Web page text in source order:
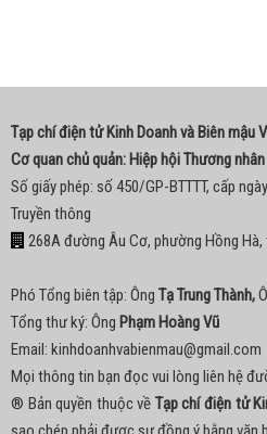
Tạp chí điện tử Kinh Doanh và Biên mậu
Cơ quan chủ quản: Hiệp hội Thương
Số giấy phép: số 450/GP-BTTTT, cấp
Truyền thông
268A đường Âu Cơ, phường Hồng Hà,
Phó Tổng biên tập: Ông Tạ Trung Thành,
Tổng thư ký: Ông Phạm Hoàng Vũ
Email: kinhdoanhvabienmau@gmail.com
Mọi thông tin bạn đọc vui lòng liên hệ
® Bản quyền thuộc về Tạp chí điện tử